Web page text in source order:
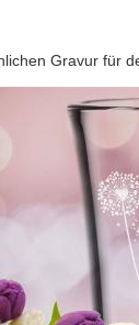
Gravur für